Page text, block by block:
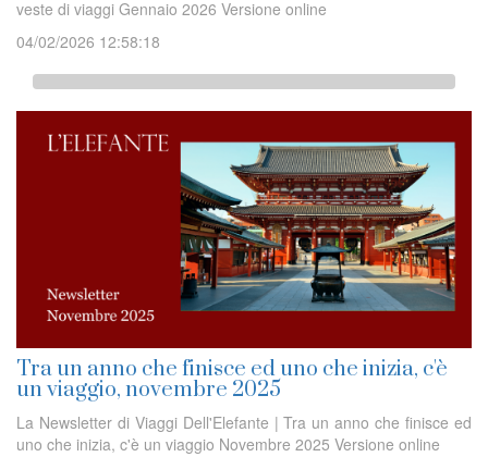
veste di viaggi Gennaio 2026 Versione online
04/02/2026 12:58:18
Tra un anno che finisce ed uno che inizia, c'è
un viaggio, novembre 2025
La Newsletter di Viaggi Dell'Elefante | Tra un anno che finisce ed
uno che inizia, c'è un viaggio Novembre 2025 Versione online